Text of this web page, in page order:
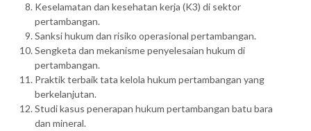
Keselamatan dan kesehatan kerja (K3) di sektor
pertambangan.
Sanksi hukum dan risiko operasional pertambangan.
Sengketa dan mekanisme penyelesaian hukum di
pertambangan.
Praktik terbaik tata kelola hukum pertambangan yang
berkelanjutan.
Studi kasus penerapan hukum pertambangan batu bara
dan mineral.